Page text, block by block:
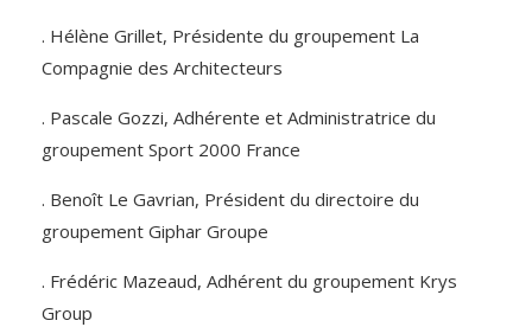
. Hélène Grillet, Présidente du groupement La
Compagnie des Architecteurs
. Pascale Gozzi, Adhérente et Administratrice du
groupement Sport 2000 France
. Benoît Le Gavrian, Président du directoire du
groupement Giphar Groupe
. Frédéric Mazeaud, Adhérent du groupement Krys
Group